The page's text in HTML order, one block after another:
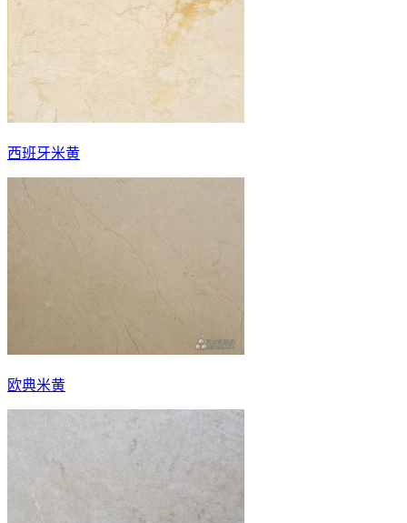
西班牙米黄
欧典米黄